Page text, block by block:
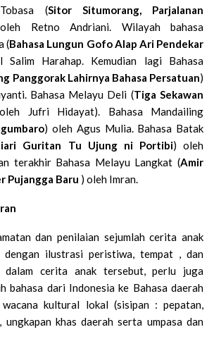
(Sitor Situmorang, Parjalanan
Retno Andriani. Wilayah bahasa
(Bahasa Lungun Gofo Alap Ari Pendekar
Salim Harahap. Kemudian lagi Bahasa
Panggorak Lahirnya Bahasa Persatuan)
Bahasa Melayu Deli (Tiga Sekawan
Jufri Hidayat). Bahasa Mandailing
) oleh Agus Mulia. Bahasa Batak
Guritan Tu Ujung ni Portibi) oleh
terakhir Bahasa Melayu Langkat (Amir
Pujangga Baru ) oleh Imran.
dan penilaian sejumlah cerita anak
dengan ilustrasi peristiwa, tempat , dan
cerita anak tersebut, perlu juga
bahasa dari Indonesia ke Bahasa daerah
wacana kultural lokal (sisipan : pepatan,
ungkapan khas daerah serta umpasa dan